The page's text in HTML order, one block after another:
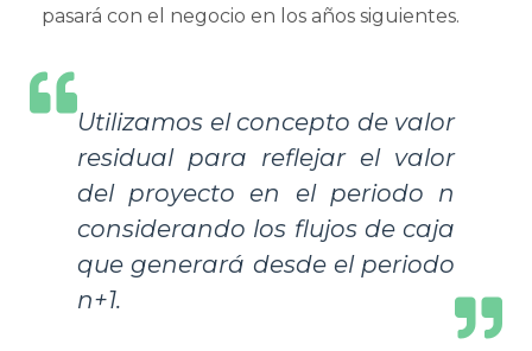
pasará con el negocio en los años siguientes.
Utilizamos el concepto de valor
residual para reflejar el valor
del proyecto en el periodo n
considerando los flujos de caja
que generará desde el periodo
n+1.